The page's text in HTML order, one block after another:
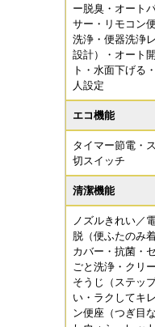
ー脱臭・オート
サー・リモコン
洗浄・便器洗浄
設計）・オート
ト・水面下げる
人設定
エコ機能
タイマー節電・
切スイッチ
清潔機能
ノズルきれい／
脱（便ふたのみ
カバー・抗菌・
ごと洗浄・クリ
そうじ（ステッ
い・ラクしてキ
ン便座（つぎ目